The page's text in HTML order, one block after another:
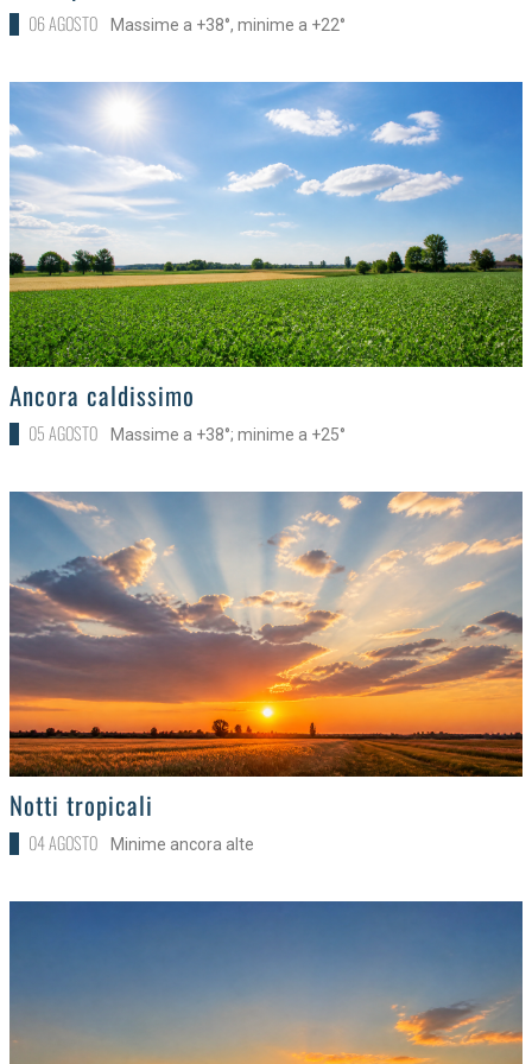
06 AGOSTO Massime a +38°, minime a +22°
>
Ancora caldissimo
05 AGOSTO Massime a +38°; minime a +25°
>
Notti tropicali
04 AGOSTO Minime ancora alte